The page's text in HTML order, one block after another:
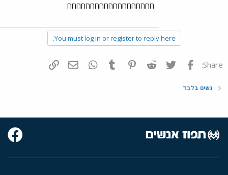
חחחחחחחחחחחחחחחחחחח
You must log in or register to reply here.
Share: פייסבוק Twitter
Reddit
Pinterest
Tumblr
WhatsAppדואר אלקטרוני
נשים בלבד